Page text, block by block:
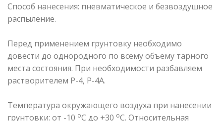
Способ нанесения: пневматическое и безвоздушное
распыление.
Перед применением грунтовку необходимо
довести до однородного по всему объему тарного
места состояния. При необходимости разбавляем
растворителем Р-4, Р-4А.
Температура окружающего воздуха при нанесении
грунтовки: от -10 оС до +30 оС. Относительная